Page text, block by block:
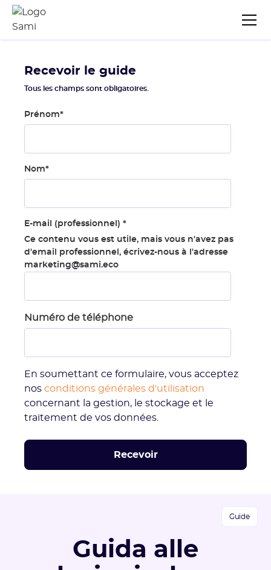
Guide
Guida alle
Recevoir le guide
Tous les champs sont obligatoires.
Prénom*
Nom*
E-mail (professionnel) *
Ce contenu vous est utile, mais vous n'avez pas
d'email professionnel, écrivez-nous à l'adresse
marketing@sami.eco
Numéro de téléphone
En soumettant ce formulaire, vous acceptez
nos conditions générales d'utilisation
concernant la gestion, le stockage et le
traitement de vos données.